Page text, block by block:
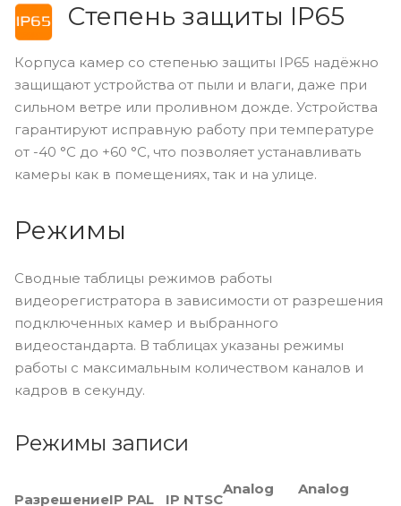
Степень защиты IP65
Корпуса камер со степенью защиты IP65 надёжно
защищают устройства от пыли и влаги, даже при
сильном ветре или проливном дожде. Устройства
гарантируют исправную работу при температуре
от -40 °С до +60 °С, что позволяет устанавливать
камеры как в помещениях, так и на улице.
Режимы
Сводные таблицы режимов работы
видеорегистратора в зависимости от разрешения
подключенных камер и выбранного
видеостандарта. В таблицах указаны режимы
работы с максимальным количеством каналов и
кадров в секунду.
Режимы записи
РазрешениеIP PAL IP NTSC
Analog
Analog